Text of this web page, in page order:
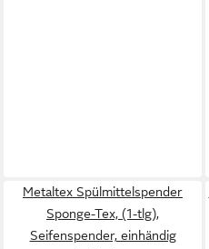
Metaltex Spülmittelspender
Sponge-Tex, (1-tlg),
Seifenspender, einhändig